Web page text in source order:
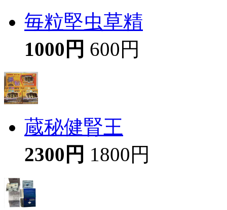
毎粒堅虫草精
1000円 600円
蔵秘健腎王
2300円 1800円